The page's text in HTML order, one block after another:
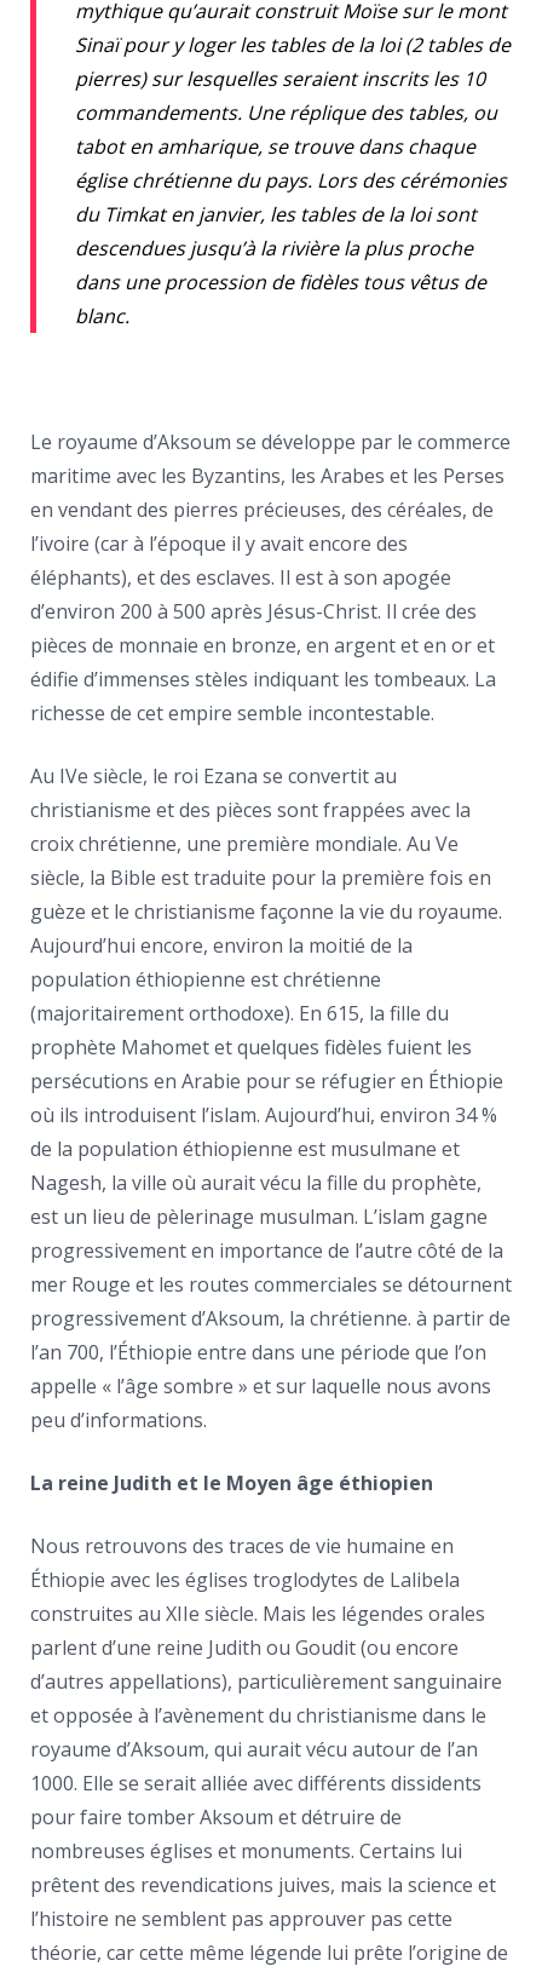
mythique qu’aurait construit Moïse sur le mont
Sinaï pour y loger les tables de la loi (2 tables de
pierres) sur lesquelles seraient inscrits les 10
commandements. Une réplique des tables, ou
tabot en amharique, se trouve dans chaque
église chrétienne du pays. Lors des cérémonies
du Timkat en janvier, les tables de la loi sont
descendues jusqu’à la rivière la plus proche
dans une procession de fidèles tous vêtus de
blanc.
Le royaume d’Aksoum se développe par le commerce
maritime avec les Byzantins, les Arabes et les Perses
en vendant des pierres précieuses, des céréales, de
l’ivoire (car à l’époque il y avait encore des
éléphants), et des esclaves. Il est à son apogée
d’environ 200 à 500 après Jésus-Christ. Il crée des
pièces de monnaie en bronze, en argent et en or et
édifie d’immenses stèles indiquant les tombeaux. La
richesse de cet empire semble incontestable.
Au IVe siècle, le roi Ezana se convertit au
christianisme et des pièces sont frappées avec la
croix chrétienne, une première mondiale. Au Ve
siècle, la Bible est traduite pour la première fois en
guèze et le christianisme façonne la vie du royaume.
Aujourd’hui encore, environ la moitié de la
population éthiopienne est chrétienne
(majoritairement orthodoxe). En 615, la fille du
prophète Mahomet et quelques fidèles fuient les
persécutions en Arabie pour se réfugier en Éthiopie
où ils introduisent l’islam. Aujourd’hui, environ 34 %
de la population éthiopienne est musulmane et
Nagesh, la ville où aurait vécu la fille du prophète,
est un lieu de pèlerinage musulman. L’islam gagne
progressivement en importance de l’autre côté de la
mer Rouge et les routes commerciales se détournent
progressivement d’Aksoum, la chrétienne. à partir de
l’an 700, l’Éthiopie entre dans une période que l’on
appelle « l’âge sombre » et sur laquelle nous avons
peu d’informations.
La reine Judith et le Moyen âge éthiopien
Nous retrouvons des traces de vie humaine en
Éthiopie avec les églises troglodytes de Lalibela
construites au XIIe siècle. Mais les légendes orales
parlent d’une reine Judith ou Goudit (ou encore
d’autres appellations), particulièrement sanguinaire
et opposée à l’avènement du christianisme dans le
royaume d’Aksoum, qui aurait vécu autour de l’an
1000. Elle se serait alliée avec différents dissidents
pour faire tomber Aksoum et détruire de
nombreuses églises et monuments. Certains lui
prêtent des revendications juives, mais la science et
l’histoire ne semblent pas approuver pas cette
théorie, car cette même légende lui prête l’origine de